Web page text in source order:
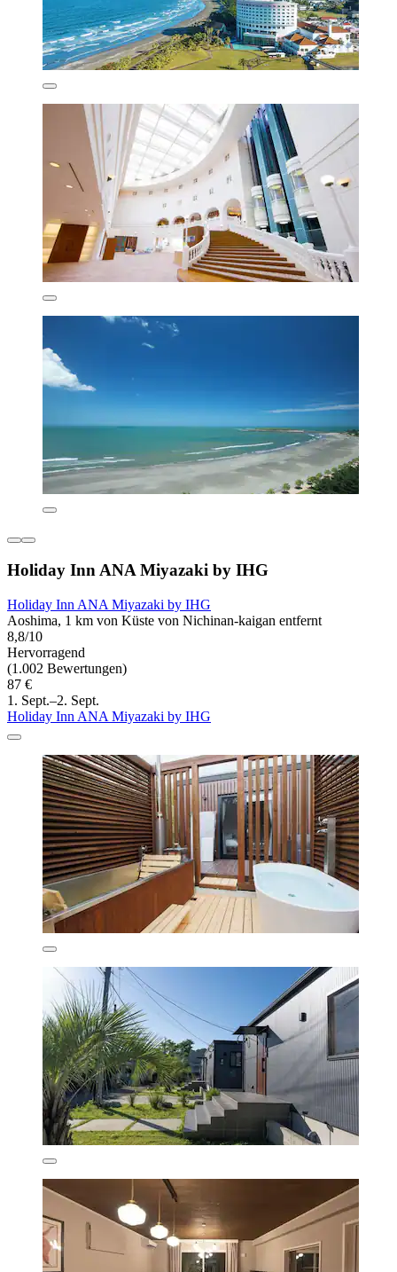
Holiday Inn ANA Miyazaki by IHG
Holiday Inn ANA Miyazaki by IHG
Aoshima, 1 km von Küste von Nichinan-kaigan entfernt
8,8/10
Hervorragend
(1.002 Bewertungen)
87 €
1. Sept.–2. Sept.
Holiday Inn ANA Miyazaki by IHG